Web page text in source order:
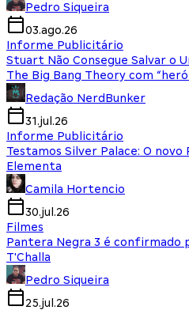
Pedro Siqueira
03.ago.26
Informe Publicitário
Stuart Não Consegue Salvar o
The Big Bang Theory com
Redação NerdBunker
31.jul.26
Informe Publicitário
Testamos Silver Palace: O
Elementa
Camila Hortencio
30.jul.26
Filmes
Pantera Negra 3 é confirmado
T'Challa
Pedro Siqueira
25.jul.26